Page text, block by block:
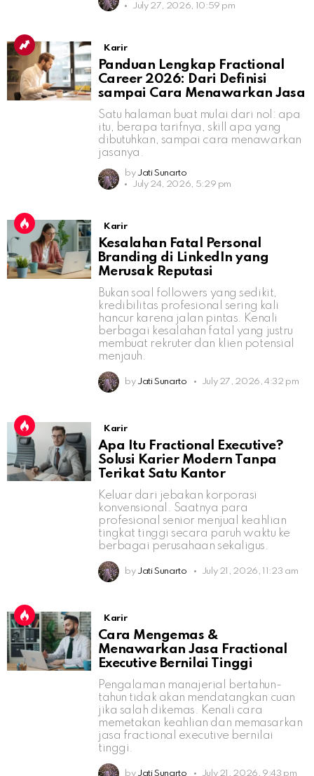
July 27, 2026, 10:59 pm
Karir
Panduan Lengkap Fractional
Career 2026: Dari Definisi
sampai Cara Menawarkan Jasa
Satu halaman buat mulai dari nol: apa
itu, berapa tarifnya, skill apa yang
dibutuhkan, sampai cara menawarkan
jasanya.
by Jati Sunarto
July 24, 2026, 5:29 pm
Karir
Kesalahan Fatal Personal
Branding di LinkedIn yang
Merusak Reputasi
Bukan soal followers yang sedikit,
kredibilitas profesional sering kali
hancur karena jalan pintas. Kenali
berbagai kesalahan fatal yang justru
membuat rekruter dan klien potensial
menjauh.
by Jati Sunarto July 27, 2026, 4:32 pm
Karir
Apa Itu Fractional Executive?
Solusi Karier Modern Tanpa
Terikat Satu Kantor
Keluar dari jebakan korporasi
konvensional. Saatnya para
profesional senior menjual keahlian
tingkat tinggi secara paruh waktu ke
berbagai perusahaan sekaligus.
by Jati Sunarto July 21, 2026, 11:23 am
Karir
Cara Mengemas &
Menawarkan Jasa Fractional
Executive Bernilai Tinggi
Pengalaman manajerial bertahun-
tahun tidak akan mendatangkan cuan
jika salah dikemas. Kenali cara
memetakan keahlian dan memasarkan
jasa fractional executive bernilai
tinggi.
by Jati Sunarto July 21, 2026, 9:43 pm